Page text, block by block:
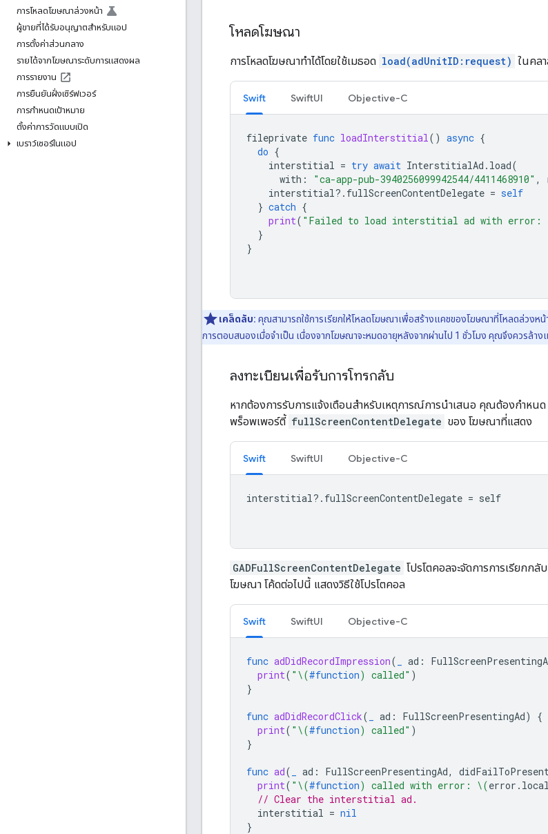
การโหลดโฆษณาล่วงหน้า
ผู้ขายที่ได้รับอนุญาตสำหรับแอป
การตั้งค่าส่วนกลาง
รายได้จากโฆษณาระดับการแสดงผล
การรายงาน
การยืนยันฝั่งเซิร์ฟเวอร์
การกำหนดเป้าหมาย
ตั้งค่าการวัดแบบเปิด
เบราว์เซอร์ในแอป
โหลดโฆษณา
การโหลดโฆษณาทำได้โดยใช้เมธอด load(adUnitID:request) ในคล
Swift SwiftUI Objective-C
fileprivate func loadInterstitial() async {
do {
interstitial = try await InterstitialAd . load(
with : "ca-app-pub-3940256099942544/4411468910" ,
interstitial?. fullScreenContentDelegate = self
} catch {
print( "Failed to load interstitial ad with error:
}
}
เคล็ดลับ: คุณสามารถใช้การเรียกให้โหลดโฆษณาเพื่อสร้างแคชของโฆษณาที่โหลดล่วงห
การตอบสนองเมื่อจำเป็น เนื่องจากโฆษณาจะหมดอายุหลังจากผ่านไป 1 ชั่วโมง คุณจึงควรล้า
ลงทะเบียนเพื่อรับการโทรกลับ
หากต้องการรับการแจ้งเตือนสำหรับเหตุการณ์การนำเสนอ คุณต้องกำหนด
พร็อพเพอร์ตี้ fullScreenContentDelegate ของ โฆษณาที่แสดง
Swift SwiftUI Objective-C
interstitial?. fullScreenContentDelegate = self
GADFullScreenContentDelegate โปรโตคอลจะจัดการการเรียกกลั
โฆษณา โค้ดต่อไปนี้ แสดงวิธีใช้โปรโตคอล
Swift SwiftUI Objective-C
func adDidRecordImpression( ad :
print( " \(#function) called" )
}
func adDidRecordClick( ad : FullScreenPresentingAd)
{
print( " \(#function) called" )
}
func ad( ad : FullScreenPresentingAd,
print( " \(#function) called with error: \(error .
// Clear the interstitial ad.
interstitial = nil
}